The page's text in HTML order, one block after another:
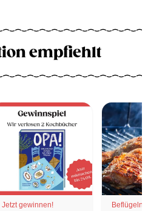
empfiehlt
Jetzt gewinnen!